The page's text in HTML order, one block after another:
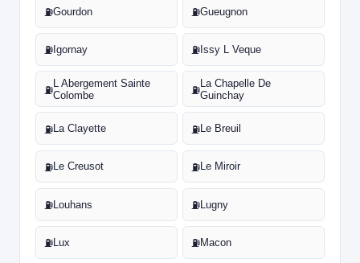
⛽Gourdon ⛽Gueugnon
⛽Igornay ⛽Issy L Veque
⛽
L Abergement Sainte
Colombe
⛽
La Chapelle De
Guinchay
⛽La Clayette ⛽Le Breuil
⛽Le Creusot ⛽Le Miroir
⛽Louhans ⛽Lugny
⛽Lux ⛽Macon